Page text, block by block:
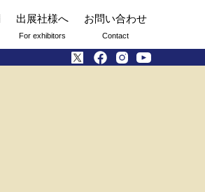
出展社様へ
For exhibitors
お問い合わせ
Contact